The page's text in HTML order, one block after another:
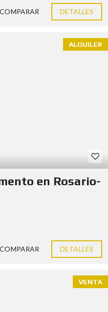
COMPARAR DETALLES
ALQUILER
en Rosario-
COMPARAR DETALLES
VENTA